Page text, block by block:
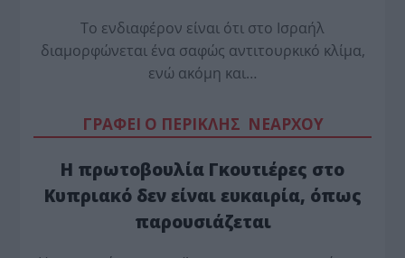
Το ενδιαφέρον είναι ότι στο Ισραήλ
διαμορφώνεται ένα σαφώς αντιτουρκικό κλίμα,
ενώ ακόμη και…
ΓΡΑΦΕΙ Ο ΠΕΡΙΚΛΗΣ ΝΕΑΡΧΟΥ
Η πρωτοβουλία Γκουτιέρες στο
Κυπριακό δεν είναι ευκαιρία, όπως
παρουσιάζεται